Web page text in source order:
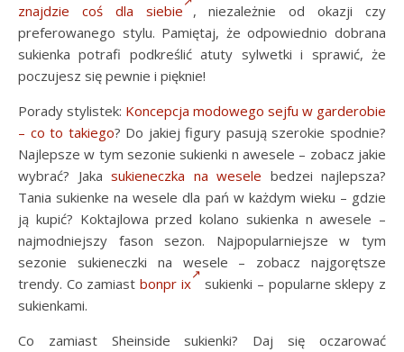
znajdzie coś dla siebie
, niezależnie od okazji czy
preferowanego stylu. Pamiętaj, że odpowiednio dobrana
sukienka potrafi podkreślić atuty sylwetki i sprawić, że
poczujesz się pewnie i pięknie!
Porady stylistek: Koncepcja modowego sejfu w garderobie
– co to takiego? Do jakiej figury pasują szerokie spodnie?
Najlepsze w tym sezonie sukienki n awesele – zobacz jakie
wybrać? Jaka sukieneczka na wesele bedzei najlepsza?
Tania sukienke na wesele dla pań w każdym wieku – gdzie
ją kupić? Koktajlowa przed kolano sukienka n awesele –
najmodniejszy fason sezon. Najpopularniejsze w tym
sezonie sukieneczki na wesele – zobacz najgorętsze
trendy. Co zamiast bonpr ix
sukienki – popularne sklepy z
sukienkami.
Co zamiast Sheinside sukienki? Daj się oczarować